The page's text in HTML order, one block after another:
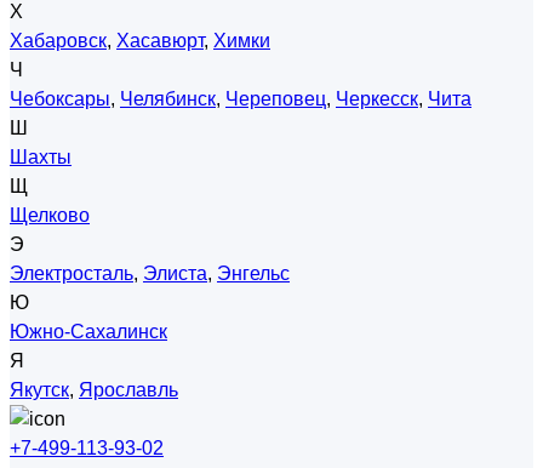
Х
Хабаровск, Хасавюрт, Химки
Ч
Чебоксары, Челябинск, Череповец, Черкесск, Чита
Ш
Шахты
Щ
Щелково
Э
Электросталь, Элиста, Энгельс
Ю
Южно-Сахалинск
Я
Якутск, Ярославль
+7-499-113-93-02